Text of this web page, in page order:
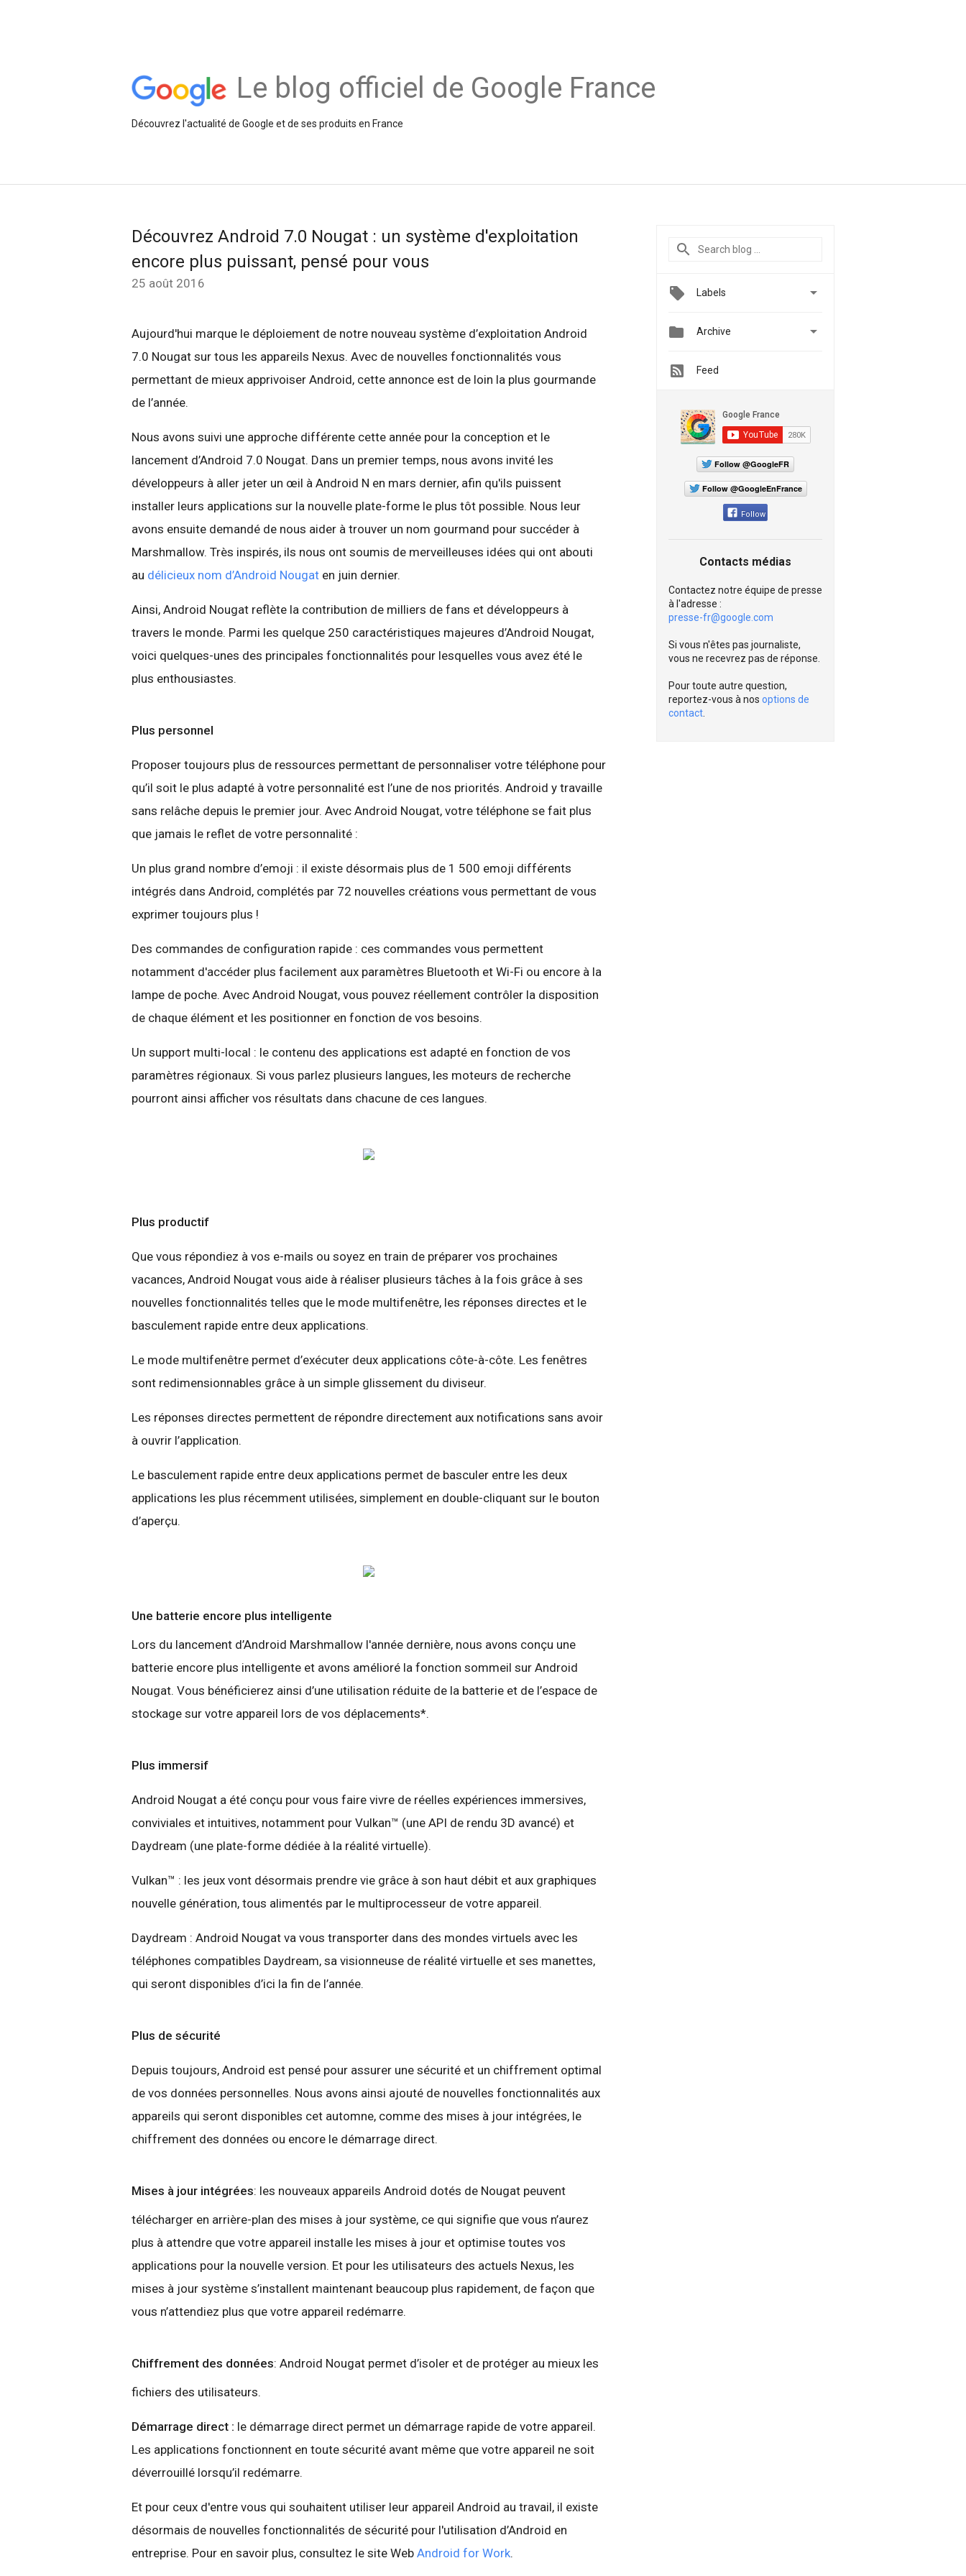
Le blog officiel de Google France
Découvrez l'actualité de Google et de ses produits en France
Découvrez Android 7.0 Nougat : un système d'exploitation
encore plus puissant, pensé pour vous
25 août 2016
Aujourd'hui marque le déploiement de notre nouveau système d’exploitation Android
7.0 Nougat sur tous les appareils Nexus. Avec de nouvelles fonctionnalités vous
permettant de mieux apprivoiser Android, cette annonce est de loin la plus gourmande
de l’année.
Nous avons suivi une approche différente cette année pour la conception et le
lancement d’Android 7.0 Nougat. Dans un premier temps, nous avons invité les
développeurs à aller jeter un œil à Android N en mars dernier, afin qu'ils puissent
installer leurs applications sur la nouvelle plate-forme le plus tôt possible. Nous leur
avons ensuite demandé de nous aider à trouver un nom gourmand pour succéder à
Marshmallow. Très inspirés, ils nous ont soumis de merveilleuses idées qui ont abouti
au délicieux nom d’Android Nougat en juin dernier.
Ainsi, Android Nougat reflète la contribution de milliers de fans et développeurs à
travers le monde. Parmi les quelque 250 caractéristiques majeures d’Android Nougat,
voici quelques-unes des principales fonctionnalités pour lesquelles vous avez été le
plus enthousiastes.
Plus personnel
Proposer toujours plus de ressources permettant de personnaliser votre téléphone pour
qu’il soit le plus adapté à votre personnalité est l’une de nos priorités. Android y travaille
sans relâche depuis le premier jour. Avec Android Nougat, votre téléphone se fait plus
que jamais le reflet de votre personnalité :
Un plus grand nombre d’emoji : il existe désormais plus de 1 500 emoji différents
intégrés dans Android, complétés par 72 nouvelles créations vous permettant de vous
exprimer toujours plus !
Des commandes de configuration rapide : ces commandes vous permettent
notamment d'accéder plus facilement aux paramètres Bluetooth et Wi-Fi ou encore à la
lampe de poche. Avec Android Nougat, vous pouvez réellement contrôler la disposition
de chaque élément et les positionner en fonction de vos besoins.
Un support multi-local : le contenu des applications est adapté en fonction de vos
paramètres régionaux. Si vous parlez plusieurs langues, les moteurs de recherche
pourront ainsi afficher vos résultats dans chacune de ces langues.
Plus productif
Que vous répondiez à vos e-mails ou soyez en train de préparer vos prochaines
vacances, Android Nougat vous aide à réaliser plusieurs tâches à la fois grâce à ses
nouvelles fonctionnalités telles que le mode multifenêtre, les réponses directes et le
basculement rapide entre deux applications.
Le mode multifenêtre permet d’exécuter deux applications côte-à-côte. Les fenêtres
sont redimensionnables grâce à un simple glissement du diviseur.
Les réponses directes permettent de répondre directement aux notifications sans avoir
à ouvrir l’application.
Le basculement rapide entre deux applications permet de basculer entre les deux
applications les plus récemment utilisées, simplement en double-cliquant sur le bouton
d’aperçu.
Une batterie encore plus intelligente
Lors du lancement d’Android Marshmallow l'année dernière, nous avons conçu une
batterie encore plus intelligente et avons amélioré la fonction sommeil sur Android
Nougat. Vous bénéficierez ainsi d’une utilisation réduite de la batterie et de l’espace de
stockage sur votre appareil lors de vos déplacements*.
Plus immersif
Android Nougat a été conçu pour vous faire vivre de réelles expériences immersives,
conviviales et intuitives, notamment pour Vulkan™ (une API de rendu 3D avancé) et
Daydream (une plate-forme dédiée à la réalité virtuelle).
Vulkan™ : les jeux vont désormais prendre vie grâce à son haut débit et aux graphiques
nouvelle génération, tous alimentés par le multiprocesseur de votre appareil.
Daydream : Android Nougat va vous transporter dans des mondes virtuels avec les
téléphones compatibles Daydream, sa visionneuse de réalité virtuelle et ses manettes,
qui seront disponibles d’ici la fin de l’année.
Plus de sécurité
Depuis toujours, Android est pensé pour assurer une sécurité et un chiffrement optimal
de vos données personnelles. Nous avons ainsi ajouté de nouvelles fonctionnalités aux
appareils qui seront disponibles cet automne, comme des mises à jour intégrées, le
chiffrement des données ou encore le démarrage direct.
Mises à jour intégrées: les nouveaux appareils Android dotés de Nougat peuvent
télécharger en arrière-plan des mises à jour système, ce qui signifie que vous n’aurez
plus à attendre que votre appareil installe les mises à jour et optimise toutes vos
applications pour la nouvelle version. Et pour les utilisateurs des actuels Nexus, les
mises à jour système s’installent maintenant beaucoup plus rapidement, de façon que
vous n’attendiez plus que votre appareil redémarre.
Chiffrement des données: Android Nougat permet d’isoler et de protéger au mieux les
fichiers des utilisateurs.
Démarrage direct : le démarrage direct permet un démarrage rapide de votre appareil.
Les applications fonctionnent en toute sécurité avant même que votre appareil ne soit
déverrouillé lorsqu’il redémarre.
Et pour ceux d'entre vous qui souhaitent utiliser leur appareil Android au travail, il existe
désormais de nouvelles fonctionnalités de sécurité pour l'utilisation d’Android en
entreprise. Pour en savoir plus, consultez le site Web Android for Work.
Labels 
 Archive 
Feed
Follow @GoogleFR
Follow @GoogleEnFrance
Follow
Contacts médias
Contactez notre équipe de presse
à l'adresse :
presse-fr@google.com
Si vous n'êtes pas journaliste,
vous ne recevrez pas de réponse.
Pour toute autre question,
reportez-vous à nos options de
contact